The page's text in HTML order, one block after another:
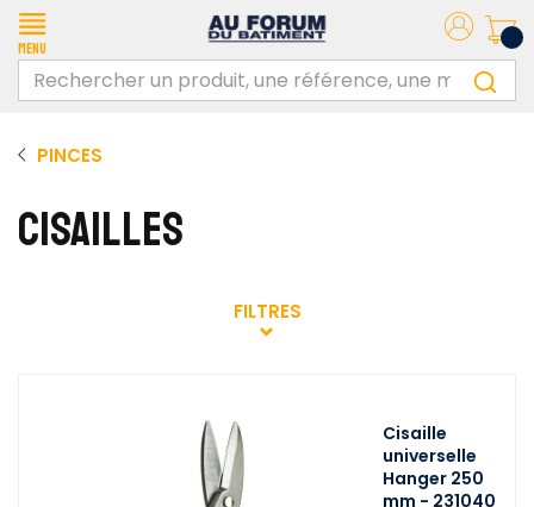
Menu
PINCES
CISAILLES
FILTRES
Cisaille
universelle
Hanger 250
mm - 231040